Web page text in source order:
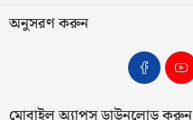
অনুসরণ করুন